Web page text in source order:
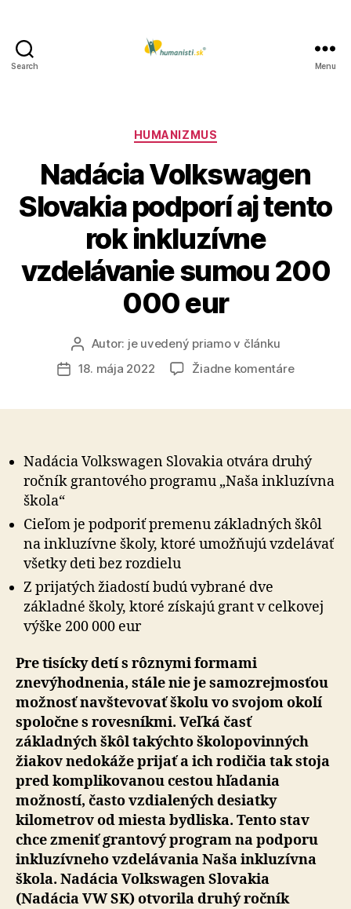
Search Menu
Kategórie
HUMANIZMUS
Nadácia Volkswagen
Slovakia podporí aj tento
rok inkluzívne
vzdelávanie sumou 200
000 eur
Autor
článku
Autor: je uvedený priamo v článku
Dátum
18. mája 2022 Žiadne komentárena
aj
tento
rok
sumou
Nadácia Volkswagen Slovakia otvára druhý
ročník grantového programu „Naša inkluzívna
škola“
Cieľom je podporiť premenu základných škôl
na inkluzívne školy, ktoré umožňujú vzdelávať
všetky deti bez rozdielu
Z prijatých žiadostí budú vybrané dve
základné školy, ktoré získajú grant v celkovej
výške 200 000 eur
Pre tisícky detí s rôznymi formami
znevýhodnenia, stále nie je samozrejmosťou
možnosť navštevovať školu vo svojom okolí
spoločne s rovesníkmi. Veľká časť
základných škôl takýchto školopovinných
žiakov nedokáže prijať a ich rodičia tak stoja
pred komplikovanou cestou hľadania
možností, často vzdialených desiatky
kilometrov od miesta bydliska. Tento stav
chce zmeniť grantový program na podporu
inkluzívneho vzdelávania Naša inkluzívna
škola. Nadácia Volkswagen Slovakia
(Nadácia VW SK) otvorila druhý ročník